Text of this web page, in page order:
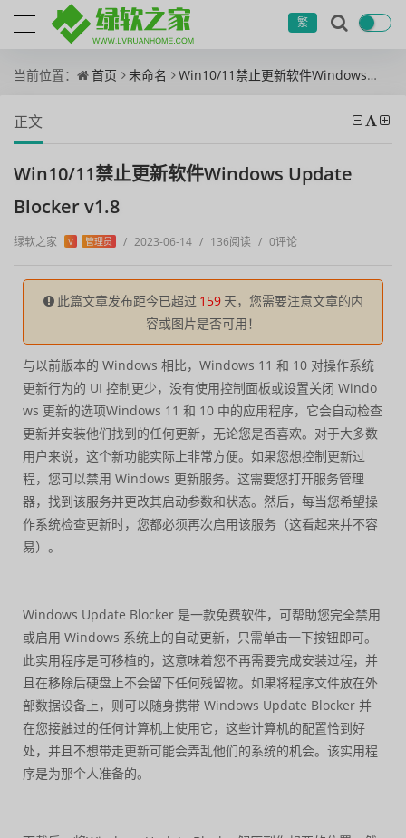
繁
当前位置： 首页 未命名 Win10/11禁止更新软件Windows Update Blocker v1.8
正文
Win10/11禁止更新软件Windows Update
Blocker v1.8
绿软之家 V 管理员 / 2023-06-14 / 136阅读 / 0评论
此篇文章发布距今已超过 159 天，您需要注意文章的内
容或图片是否可用！
与以前版本的 Windows 相比，Windows 11 和 10 对操作系统
更新行为的 UI 控制更少，没有使用控制面板或设置关闭 Windo
ws 更新的选项Windows 11 和 10 中的应用程序，它会自动检查
更新并安装他们找到的任何更新，无论您是否喜欢。对于大多数
用户来说，这个新功能实际上非常方便。如果您想控制更新过
程，您可以禁用 Windows 更新服务。这需要您打开服务管理
器，找到该服务并更改其启动参数和状态。然后，每当您希望操
作系统检查更新时，您都必须再次启用该服务（这看起来并不容
易）。
Windows Update Blocker 是一款免费软件，可帮助您完全禁用
或启用 Windows 系统上的自动更新，只需单击一下按钮即可。
此实用程序是可移植的，这意味着您不再需要完成安装过程，并
且在移除后硬盘上不会留下任何残留物。如果将程序文件放在外
部数据设备上，则可以随身携带 Windows Update Blocker 并
在您接触过的任何计算机上使用它，这些计算机的配置恰到好
处，并且不想带走更新可能会弄乱他们的系统的机会。该实用程
序是为那个人准备的。